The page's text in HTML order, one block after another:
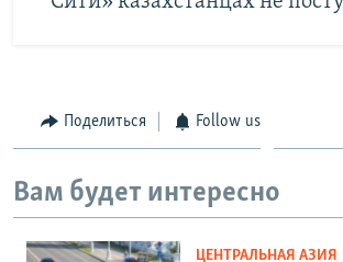
Поделиться Follow us
Вам будет интересно
ЦЕНТРАЛЬНАЯ АЗИЯ